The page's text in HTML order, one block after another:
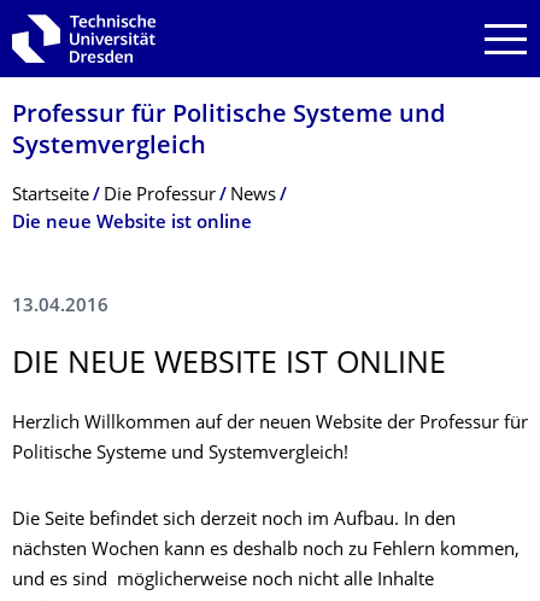
Zur Hauptnavigation springen
Zur Suche springen
Zum Inhalt springen
Professur für Politische Systeme und
Systemvergleich
Breadcrumb-Menü
Startseite Die Professur
News
Die neue Website ist online
13.04.2016
DIE NEUE WEBSITE IST ONLINE
Herzlich Willkommen auf der neuen Website der Professur für
Politische Systeme und Systemvergleich!
Die Seite befindet sich derzeit noch im Aufbau. In den
nächsten Wochen kann es deshalb noch zu Fehlern kommen,
und es sind möglicherweise noch nicht alle Inhalte